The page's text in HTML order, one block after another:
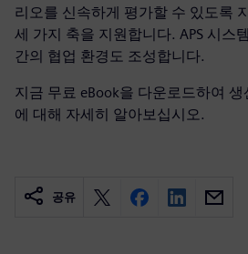
리오를 신속하게 평가할 수 있도록
세 가지 축을 지원합니다. APS 시스
간의 협업 환경도 조성합니다.
지금 무료 eBook을 다운로드하여
에 대해 자세히 알아보십시오.
공유